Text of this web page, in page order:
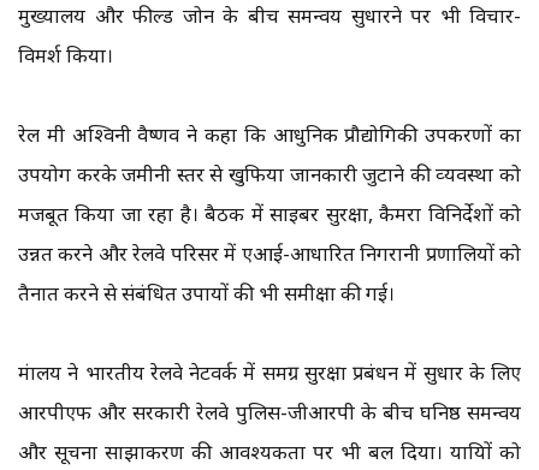
मुख्यालय और फील्ड जोन के बीच समन्वय सुधारने पर भी विचार-
विमर्श किया।
रेल मंत्री अश्विनी वैष्णव ने कहा कि आधुनिक प्रौद्योगिकी उपकरणों का
उपयोग करके जमीनी स्तर से खुफिया जानकारी जुटाने की व्‍यवस्‍था को
मजबूत किया जा रहा है। बैठक में साइबर सुरक्षा, कैमरा विनिर्देशों को
उन्नत करने और रेलवे परिसर में एआई-आधारित निगरानी प्रणालियों को
तैनात करने से संबंधित उपायों की भी समीक्षा की गई।
मंत्रालय ने भारतीय रेलवे नेटवर्क में समग्र सुरक्षा प्रबंधन में सुधार के लिए
आरपीएफ और सरकारी रेलवे पुलिस-जीआरपी के बीच घनिष्ठ समन्वय
और सूचना साझाकरण की आवश्यकता पर भी बल दिया। यात्रियों को